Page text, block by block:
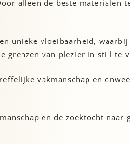
alleen de beste materialen
unieke vloeibaarheid,
grenzen van plezier in stijl te
vakmanschap en
en de zoektocht naar